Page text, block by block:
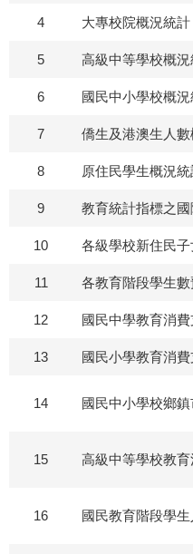
4 大專校院概況統計
5 高級中等學校概
6 國民中小學校概
7 僑生及港澳生人
8 原住民學生概況統
9 教育統計指標之國
10 各級學校新住民
11 各教育階段學生
12 國民中學教育消
13 國民小學教育消
14 國民中小學校鄉
15 高級中等學校教
16 國民教育階段學